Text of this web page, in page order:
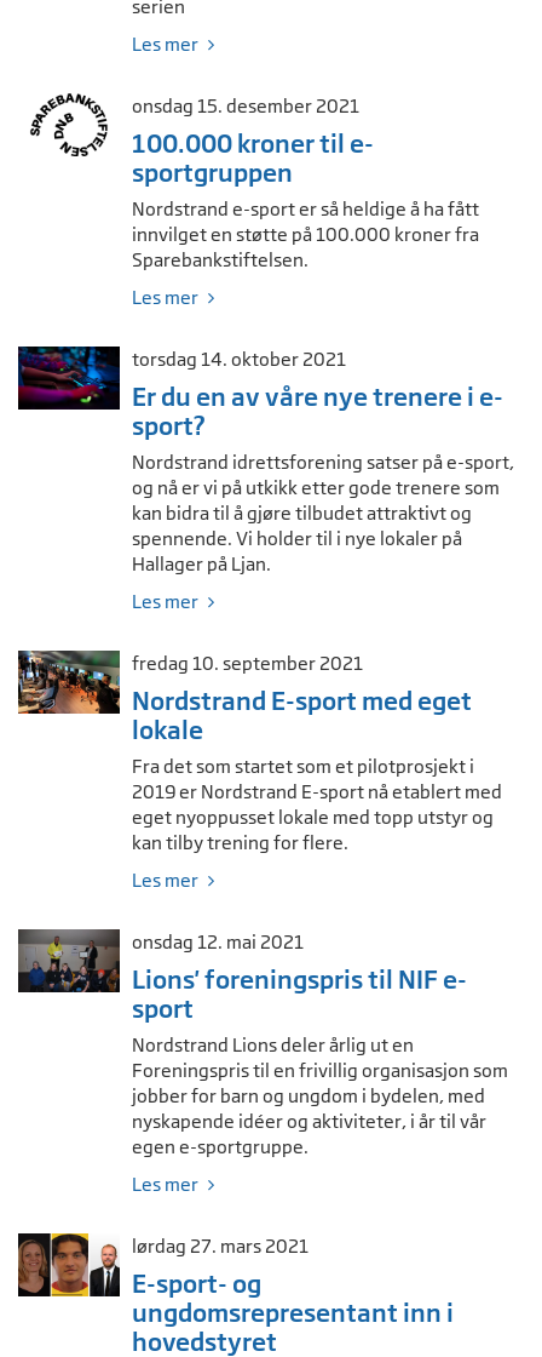
serien
Les mer
onsdag 15. desember 2021
100.000 kroner til e-
sportgruppen
Nordstrand e-sport er så heldige å ha fått
innvilget en støtte på 100.000 kroner fra
Sparebankstiftelsen.
Les mer
torsdag 14. oktober 2021
Er du en av våre nye trenere i e-
sport?
Nordstrand idrettsforening satser på e-sport,
og nå er vi på utkikk etter gode trenere som
kan bidra til å gjøre tilbudet attraktivt og
spennende. Vi holder til i nye lokaler på
Hallager på Ljan.
Les mer
fredag 10. september 2021
Nordstrand E-sport med eget
lokale
Fra det som startet som et pilotprosjekt i
2019 er Nordstrand E-sport nå etablert med
eget nyoppusset lokale med topp utstyr og
kan tilby trening for flere.
Les mer
onsdag 12. mai 2021
Lions' foreningspris til NIF e-
sport
Nordstrand Lions deler årlig ut en
Foreningspris til en frivillig organisasjon som
jobber for barn og ungdom i bydelen, med
nyskapende idéer og aktiviteter, i år til vår
egen e-sportgruppe.
Les mer
lørdag 27. mars 2021
E-sport- og
ungdomsrepresentant inn i
hovedstyret